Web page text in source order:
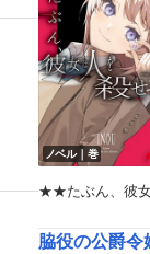
ノベル｜巻
★★たぶん、彼
脇役の公爵